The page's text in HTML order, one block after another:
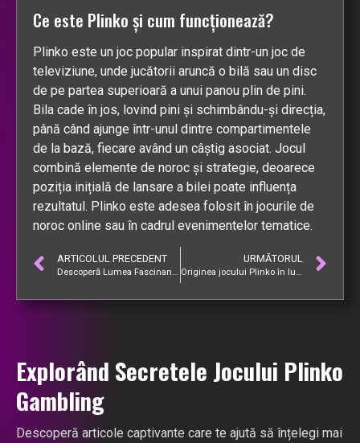
Ce este Plinko și cum funcționează?
Plinko este un joc popular inspirat dintr-un joc de
televiziune, unde jucătorii aruncă o bilă sau un disc
de pe partea superioară a unui panou plin de pini.
Bila cade în jos, lovind pini și schimbându-și direcția,
până când ajunge într-unul dintre compartimentele
de la bază, fiecare având un câștig asociat. Jocul
combină elemente de noroc și strategie, deoarece
poziția inițială de lansare a bilei poate influența
rezultatul. Plinko este adesea folosit în jocurile de
noroc online sau în cadrul evenimentelor tematice.
ARTICOLUL PRECEDENT
Descoperă Lumea Fascinantă a Jocurilor Plinko Online
URMĂTORUL
Originea jocului Plinko în lumea gamblingului
Explorând Secretele Jocului Plinko
Gambling
Descoperă articole captivante care te ajută să înțelegi mai